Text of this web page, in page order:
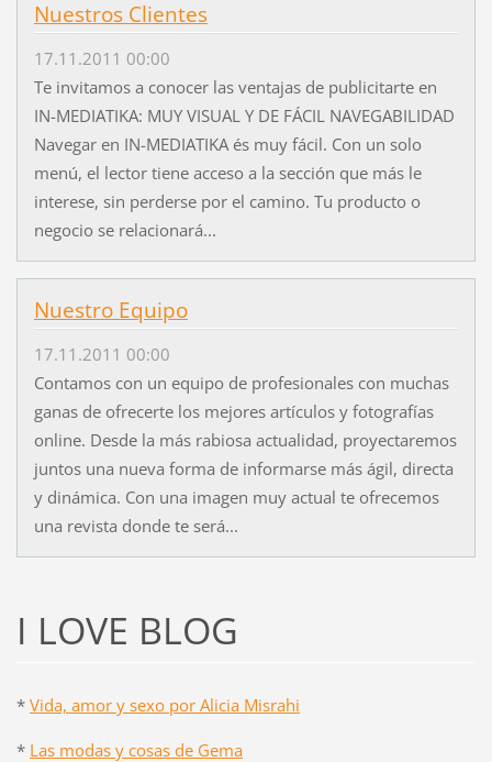
Nuestros Clientes
17.11.2011 00:00
Te invitamos a conocer las ventajas de publicitarte en
IN-MEDIATIKA: MUY VISUAL Y DE FÁCIL NAVEGABILIDAD
Navegar en IN-MEDIATIKA és muy fácil. Con un solo
menú, el lector tiene acceso a la sección que más le
interese, sin perderse por el camino. Tu producto o
negocio se relacionará...
Nuestro Equipo
17.11.2011 00:00
Contamos con un equipo de profesionales con muchas
ganas de ofrecerte los mejores artículos y fotografías
online. Desde la más rabiosa actualidad, proyectaremos
juntos una nueva forma de informarse más ágil, directa
y dinámica. Con una imagen muy actual te ofrecemos
una revista donde te será...
I LOVE BLOG
* Vida, amor y sexo por Alicia Misrahi
* Las modas y cosas de Gema